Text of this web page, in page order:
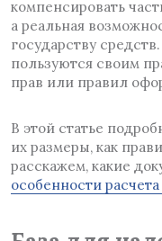
компенсировать
а реальная
государству
пользуются своим
прав или правил
В этой статье
их размеры, как
расскажем, какие
особенности